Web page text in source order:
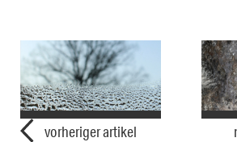
vorheriger artikel